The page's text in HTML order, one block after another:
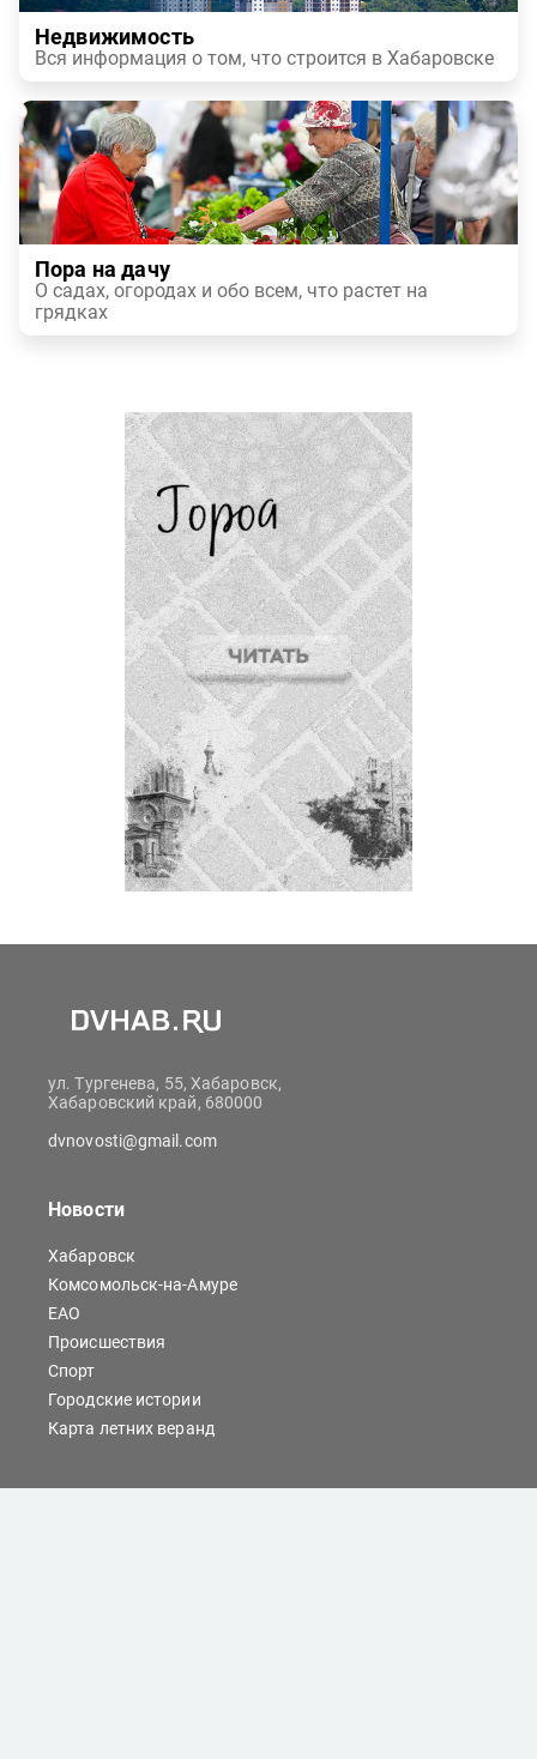
Недвижимость
Вся информация о том, что строится в Хабаровске
Пора на дачу
О садах, огородах и обо всем, что растет на
грядках
ул. Тургенева, 55, Хабаровск,
Хабаровский край, 680000
dvnovosti@gmail.com
Новости
Хабаровск
Комсомольск-на-Амуре
ЕАО
Происшествия
Спорт
Городские истории
Карта летних веранд